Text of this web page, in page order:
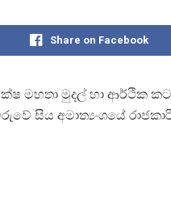
Share on Facebook
මහතා මුදල් හා ආර්ථික
සිය අමාත්‍යංශයේ